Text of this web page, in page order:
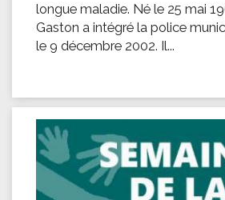
longue maladie. Né le 25 mai
Gaston a intégré la police
le 9 décembre 2002. Il...